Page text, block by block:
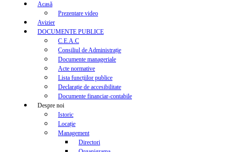
Acasă
Prezentare video
Avizier
DOCUMENTE PUBLICE
C.E.A.C
Consiliul de Administrație
Documente manageriale
Acte normative
Lista funcțiilor publice
Declarație de accesibilitate
Documente financiar-contabile
Despre noi
Istoric
Locație
Management
Directori